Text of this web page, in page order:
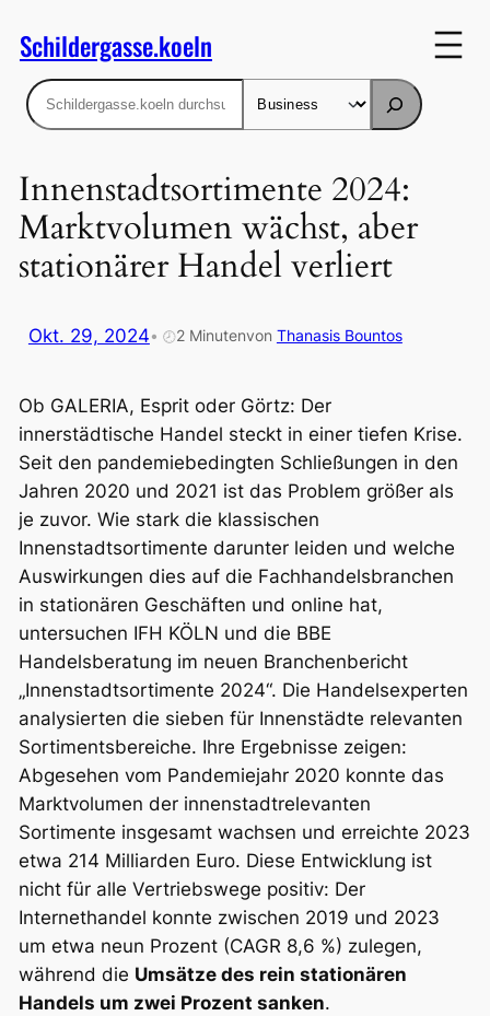
Inhalt
springen
Schildergasse.koeln
Suchen
Innenstadtsortimente 2024:
Marktvolumen wächst, aber
stationärer Handel verliert
Okt. 29, 2024• 🕗2 Minutenvon Thanasis Bountos
Ob GALERIA, Esprit oder Görtz: Der
innerstädtische Handel steckt in einer tiefen Krise.
Seit den pandemiebedingten Schließungen in den
Jahren 2020 und 2021 ist das Problem größer als
je zuvor. Wie stark die klassischen
Innenstadtsortimente darunter leiden und welche
Auswirkungen dies auf die Fachhandelsbranchen
in stationären Geschäften und online hat,
untersuchen IFH KÖLN und die BBE
Handelsberatung im neuen Branchenbericht
„Innenstadtsortimente 2024“. Die Handelsexperten
analysierten die sieben für Innenstädte relevanten
Sortimentsbereiche. Ihre Ergebnisse zeigen:
Abgesehen vom Pandemiejahr 2020 konnte das
Marktvolumen der innenstadtrelevanten
Sortimente insgesamt wachsen und erreichte 2023
etwa 214 Milliarden Euro. Diese Entwicklung ist
nicht für alle Vertriebswege positiv: Der
Internethandel konnte zwischen 2019 und 2023
um etwa neun Prozent (CAGR 8,6 %) zulegen,
während die Umsätze des rein stationären
Handels um zwei Prozent sanken.